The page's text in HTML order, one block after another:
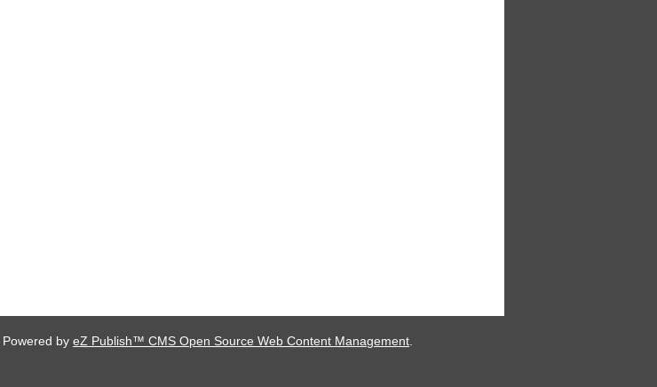
Powered byeZ Publish™ CMS Open Source Web Content Management